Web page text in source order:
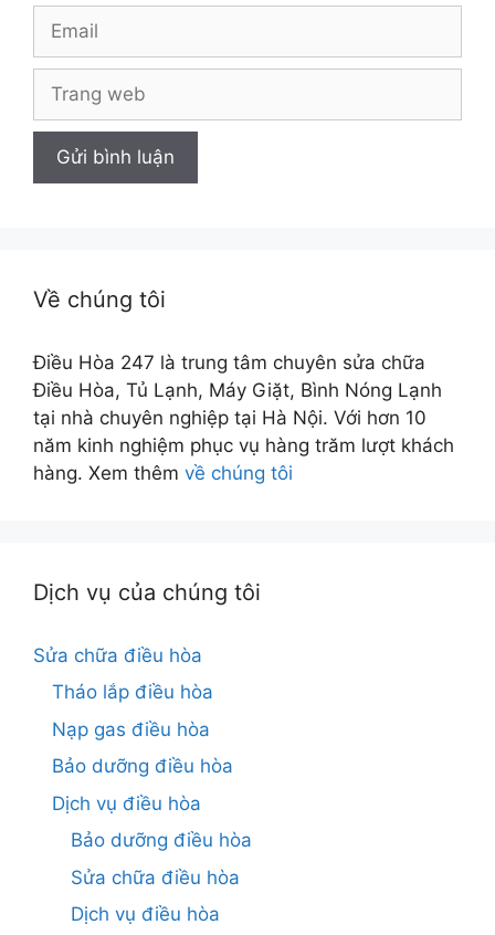
web
Về chúng tôi
Điều Hòa 247 là trung tâm chuyên sửa chữa
Điều Hòa, Tủ Lạnh, Máy Giặt, Bình Nóng Lạnh
tại nhà chuyên nghiệp tại Hà Nội. Với hơn 10
năm kinh nghiệm phục vụ hàng trăm lượt khách
hàng. Xem thêm về chúng tôi
Dịch vụ của chúng tôi
Sửa chữa điều hòa
Tháo lắp điều hòa
Nạp gas điều hòa
Bảo dưỡng điều hòa
Dịch vụ điều hòa
Bảo dưỡng điều hòa
Sửa chữa điều hòa
Dịch vụ điều hòa